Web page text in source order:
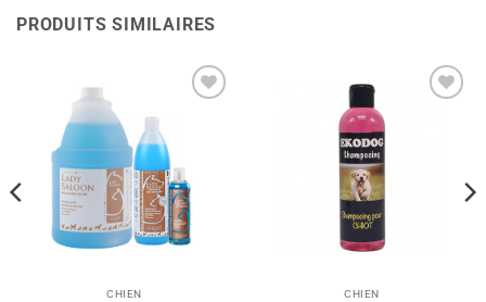
PRODUITS SIMILAIRES
CHIEN CHIEN